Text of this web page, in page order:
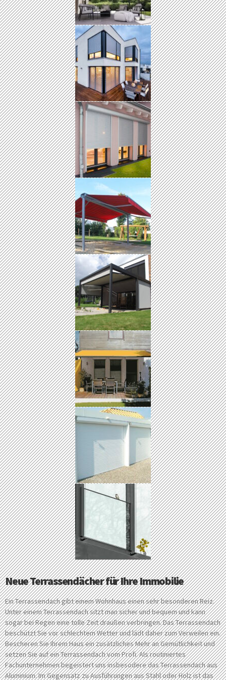
Neue Terrassendächer für Ihre Immobilie
Ein Terrassendach gibt einem Wohnhaus einen sehr besonderen Reiz.
Unter einem Terrassendach sitzt man sicher und bequem und kann
sogar bei Regen eine tolle Zeit draußen verbringen. Das Terrassendach
beschützt Sie vor schlechtem Wetter und lädt daher zum Verweilen ein.
Bescheren Sie Ihrem Haus ein zusätzliches Mehr an Gemütlichkeit und
setzen Sie auf ein Terrassendach vom Profi. Als routiniertes
Fachunternehmen begeistert uns insbesodere das Terrassendach aus
Aluminium. Im Gegensatz zu Ausführungen aus Stahl oder Holz ist das